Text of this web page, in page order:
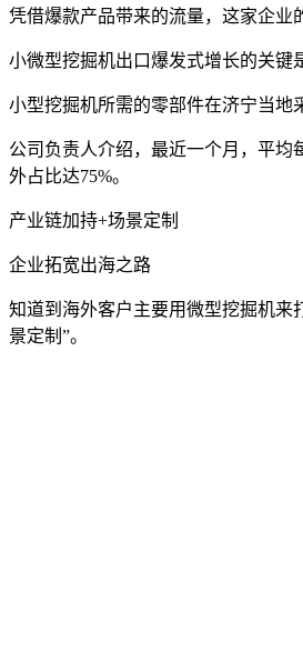
凭借爆款产品带来的流量，这家企业
小微型挖掘机出口爆发式增长的关键
小型挖掘机所需的零部件在济宁当地
公司负责人介绍，最近一个月，平均
外占比达75%。
产业链加持+场景定制
企业拓宽出海之路
知道到海外客户主要用微型挖掘机来
景定制”。